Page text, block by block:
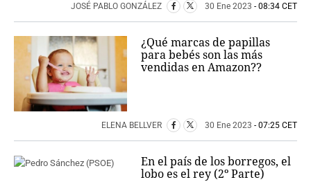
JOSÉ PABLO GONZÁLEZ 30 Ene 2023 - 08:34 CET
¿Qué marcas de papillas
para bebés son las más
vendidas en Amazon??
ELENA BELLVER 30 Ene 2023 - 07:25 CET
En el país de los borregos, el
lobo es el rey (2º Parte)